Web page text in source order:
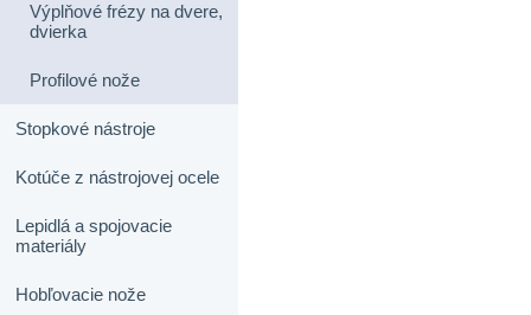
Výplňové frézy na dvere,
dvierka
Profilové nože
Stopkové nástroje
Kotúče z nástrojovej ocele
Lepidlá a spojovacie
materiály
Hobľovacie nože